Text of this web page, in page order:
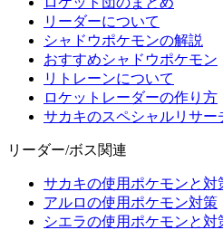
リーダーについて
シャドウポケモンの解説
おすすめシャドウポケモン
リトレーンについて
ロケットレーダーの作り方
サカキのスペシャルリサー
リーダー/ボス関連
サカキの使用ポケモンと対
アルロの使用ポケモン対策
シエラの使用ポケモンと対